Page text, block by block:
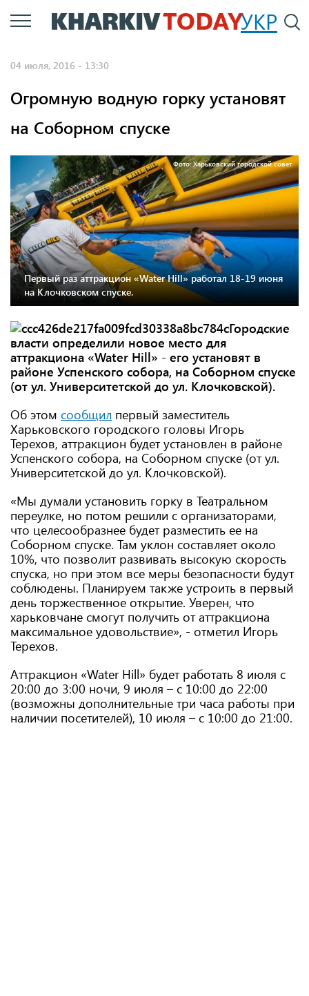
Перейти
к
УКР
04 июля, 2016 - 13:30
Огромную водную горку установят
на Соборном спуске
Фото: Харьковский городской совет
Первый раз аттракцион «Water Hill» работал 18-19 июня
на Клочковском спуске.
Городские
власти определили новое место для
аттракциона «Water Hill» - его установят в
районе Успенского собора, на Соборном спуске
(от ул. Университетской до ул. Клочковской).
Об этом сообщил первый заместитель
Харьковского городского головы Игорь
Терехов, аттракцион будет установлен в районе
Успенского собора, на Соборном спуске (от ул.
Университетской до ул. Клочковской).
«Мы думали установить горку в Театральном
переулке, но потом решили с организаторами,
что целесообразнее будет разместить ее на
Соборном спуске. Там уклон составляет около
10%, что позволит развивать высокую скорость
спуска, но при этом все меры безопасности будут
соблюдены. Планируем также устроить в первый
день торжественное открытие. Уверен, что
харьковчане смогут получить от аттракциона
максимальное удовольствие», - отметил Игорь
Терехов.
Аттракцион «Water Hill» будет работать 8 июля с
20:00 до 3:00 ночи, 9 июля – с 10:00 до 22:00
(возможны дополнительные три часа работы при
наличии посетителей), 10 июля – с 10:00 до 21:00.